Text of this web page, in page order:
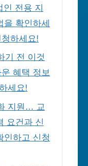
전용 지
을 확인하세
하세요!
기 전 이것
혜택 정보
세요!
지원… 교
요건과 신
인하고 신청